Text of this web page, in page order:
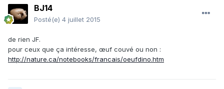
BJ14
Posté(e) 4 juillet 2015
de rien JF.
pour ceux que ça intéresse, œuf couvé ou non :
http://nature.ca/notebooks/francais/oeufdino.htm